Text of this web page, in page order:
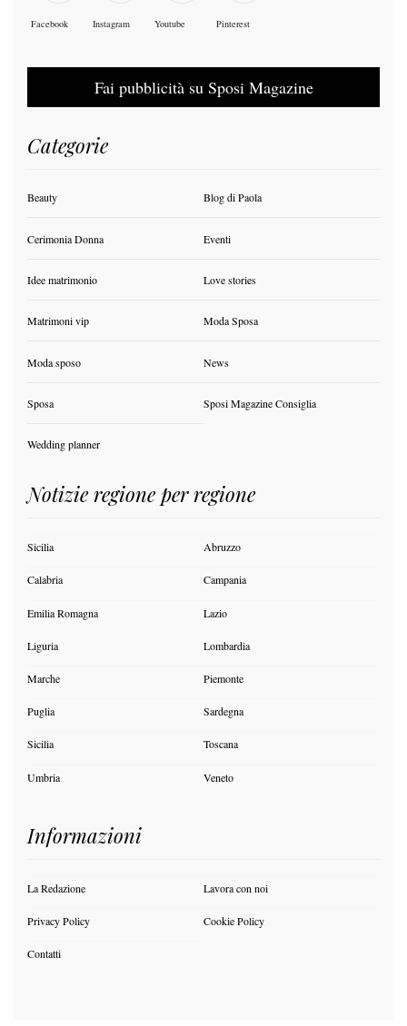
Facebook Instagram Youtube Pinterest
Fai pubblicità su Sposi Magazine
Categorie
Beauty Blog di Paola
Cerimonia Donna Eventi
Idee matrimonio Love stories
Matrimoni vip Moda Sposa
Moda sposo News
Sposa Sposi Magazine Consiglia
Wedding planner
Notizie regione per regione
Sicilia Abruzzo
Calabria Campania
Emilia Romagna Lazio
Liguria Lombardia
Marche Piemonte
Puglia Sardegna
Sicilia Toscana
Umbria Veneto
Informazioni
La Redazione Lavora con noi
Privacy Policy Cookie Policy
Contatti